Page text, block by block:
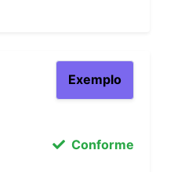
Exemplo
Conforme